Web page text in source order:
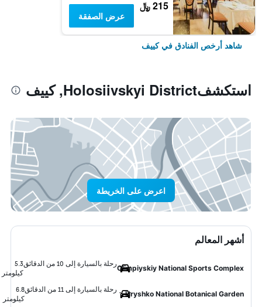
215 ﷼
عرض الصفقة
شاهد أرخص الفنادق في كييف
استكشفHolosiivskyi District, كييف
اعرض على الخريطة
أشهر المعالم
Olimpiyskiy National Sports Complex
رحلة بالسيارة إلى 10 من الدقائق
5.3
كيلومتر
Hryshko National Botanical Garden
رحلة بالسيارة إلى 11 من الدقائق
6.8
كيلومتر